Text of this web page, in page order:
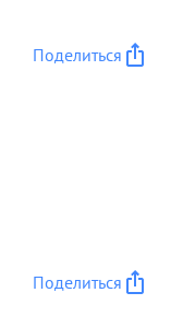
Поделиться
Поделиться